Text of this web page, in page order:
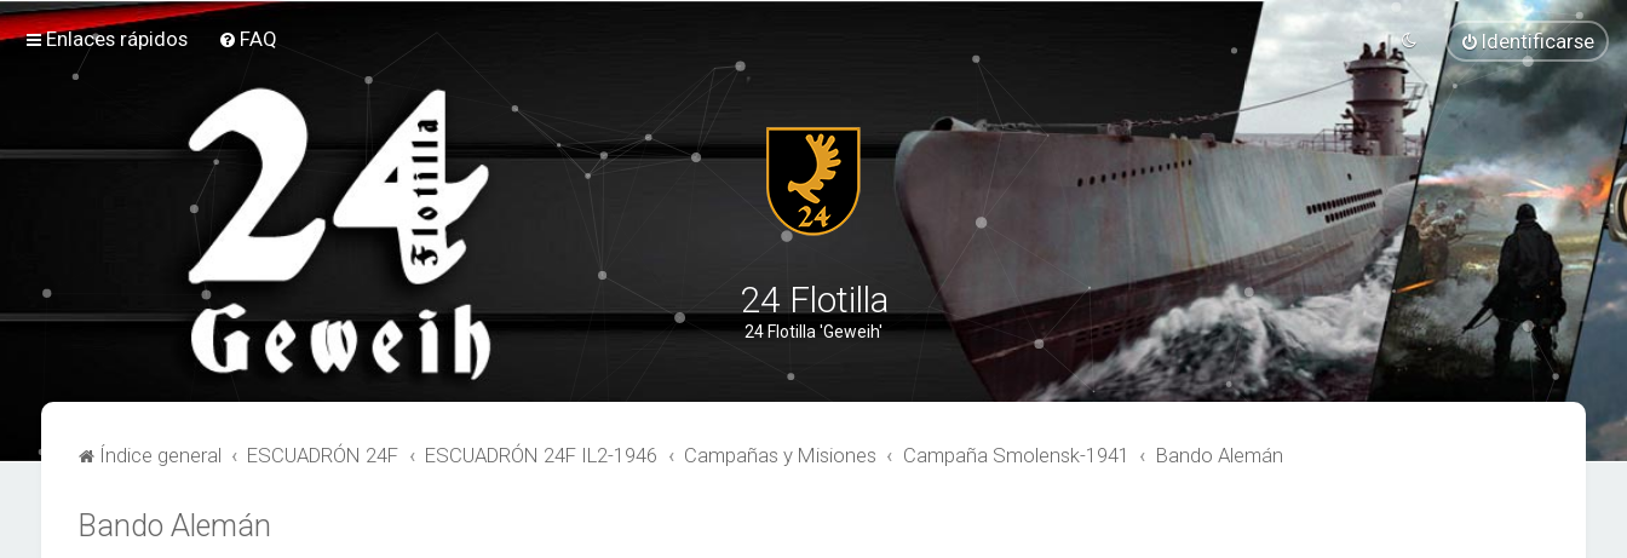
Enlaces rápidos FAQ Identificarse
24 Flotilla
24 Flotilla 'Geweih'
Índice general ESCUADRÓN 24F ESCUADRÓN 24F IL2-1946 Campañas y Misiones Campaña Smolensk-1941 Bando Alemán
Bando Alemán